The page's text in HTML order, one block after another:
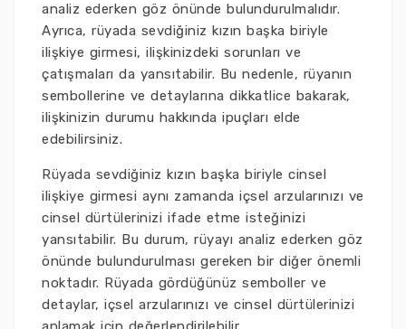
analiz ederken göz önünde bulundurulmalıdır.
Ayrıca, rüyada sevdiğiniz kızın başka biriyle
ilişkiye girmesi, ilişkinizdeki sorunları ve
çatışmaları da yansıtabilir. Bu nedenle, rüyanın
sembollerine ve detaylarına dikkatlice bakarak,
ilişkinizin durumu hakkında ipuçları elde
edebilirsiniz.
Rüyada sevdiğiniz kızın başka biriyle cinsel
ilişkiye girmesi aynı zamanda içsel arzularınızı ve
cinsel dürtülerinizi ifade etme isteğinizi
yansıtabilir. Bu durum, rüyayı analiz ederken göz
önünde bulundurulması gereken bir diğer önemli
noktadır. Rüyada gördüğünüz semboller ve
detaylar, içsel arzularınızı ve cinsel dürtülerinizi